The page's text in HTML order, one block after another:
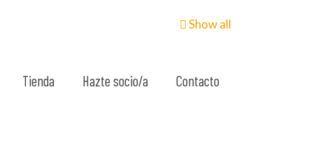
Tienda Hazte socio/a Contacto
Show all